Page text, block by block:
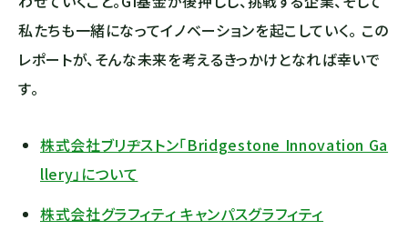
私たちも一緒になってイノベーションを起こしていく。 この
レポートが、そんな未来を考えるきっかけとなれば幸いで
す。
株式会社ブリヂストン「Bridgestone Innovation Ga
llery」について
株式会社グラフィティ キャンパスグラフィティ